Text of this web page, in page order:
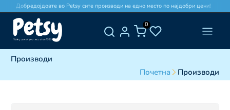
Добредојдовте во Petsy сите производи на едно место по најдобри цени!
0
Производи
Почетна
Производи